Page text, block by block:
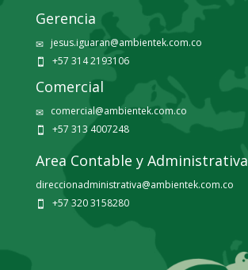
Gerencia
✉ jesus.iguaran@ambientek.com.co
 +57 314 2193106
Comercial
✉ comercial@ambientek.com.co
 +57 313 4007248
Area Contable y Administrativa
direccionadministrativa@ambientek.com.co
 +57 320 3158280